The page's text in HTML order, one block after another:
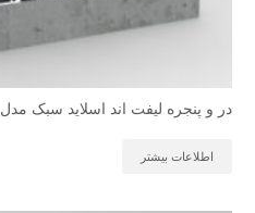
در و پنجره لیفت اند اسلاید سبک مدل TH Lift 94 – gutter
اطلاعات بیشتر